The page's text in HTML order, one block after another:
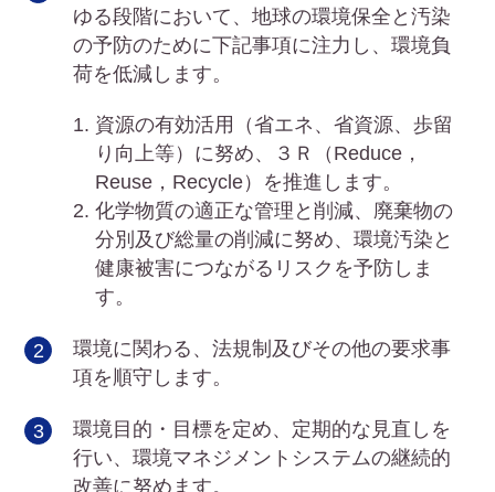
ゆる段階において、地球の環境保全と汚染
の予防のために下記事項に注力し、環境負
荷を低減します。
資源の有効活用（省エネ、省資源、歩留
り向上等）に努め、３Ｒ（Reduce，
Reuse，Recycle）を推進します。
化学物質の適正な管理と削減、廃棄物の
分別及び総量の削減に努め、環境汚染と
健康被害につながるリスクを予防しま
す。
環境に関わる、法規制及びその他の要求事
項を順守します。
環境目的・目標を定め、定期的な見直しを
行い、環境マネジメントシステムの継続的
改善に努めます。